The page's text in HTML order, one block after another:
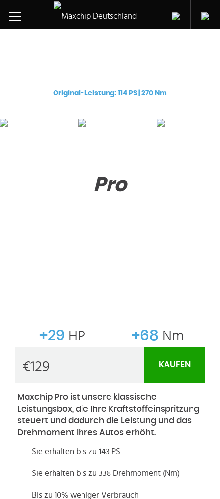
Original-Leistung: 114 PS | 270 Nm
Pro
+29 HP +68 Nm
€129 KAUFEN
Maxchip Pro ist unsere klassische
Leistungsbox, die Ihre Kraftstoffeinspritzung
steuert und dadurch die Leistung und das
Drehmoment Ihres Autos erhöht.
Sie erhalten bis zu 143 PS
Sie erhalten bis zu 338 Drehmoment (Nm)
Bis zu 10% weniger Verbrauch